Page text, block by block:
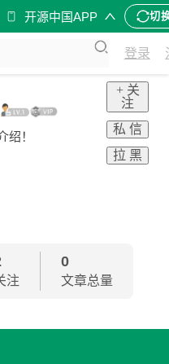
开源中国APP 切
登录
绍！
+ 关
注
私 信
拉 黑
注
0
文章总量